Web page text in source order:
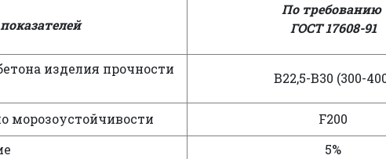
По требованию
ГОСТ 17608-91
изделия прочности
В22,5-В30 (300-
морозоустойчивости F200
5%